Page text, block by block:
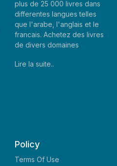
plus de 25 000 livres dans
differentes langues telles
que l'arabe, l'anglais et le
francais. Achetez des livres
de divers domaines
Lire la suite..
Policy
Terms Of Use